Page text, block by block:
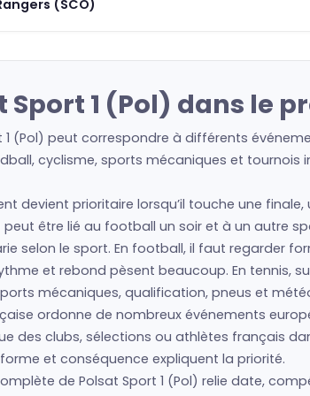
(SCO)
Sport 1 (Pol) dans le
1 (Pol) peut correspondre à différents
cyclisme, sports mécaniques et tournois
devient prioritaire lorsqu’il touche une
peut être lié au football un soir et à un autre
selon le sport. En football, il faut regarder
et rebond pèsent beaucoup. En tennis,
mécaniques, qualification, pneus et
ordonne de nombreux événements
des clubs, sélections ou athlètes français
et conséquence expliquent la priorité.
de Polsat Sport 1 (Pol) relie date,